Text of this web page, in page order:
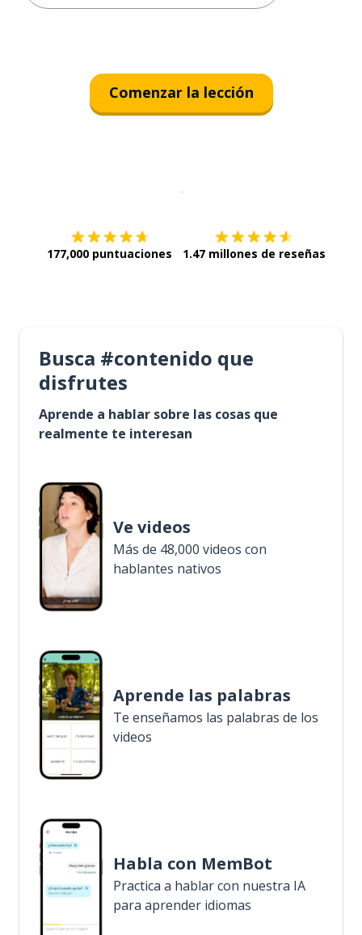
Comenzar la lección
177,000 puntuaciones 1.47 millones de reseñas
Busca #contenido que
disfrutes
Aprende a hablar sobre las cosas que
realmente te interesan
Ve videos
Más de 48,000 videos con
hablantes nativos
Aprende las palabras
Te enseñamos las palabras de los
videos
Habla con MemBot
Practica a hablar con nuestra IA
para aprender idiomas